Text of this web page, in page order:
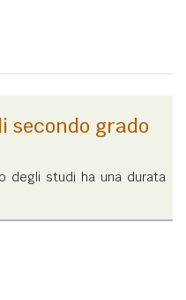
secondo grado
degli studi ha una durata